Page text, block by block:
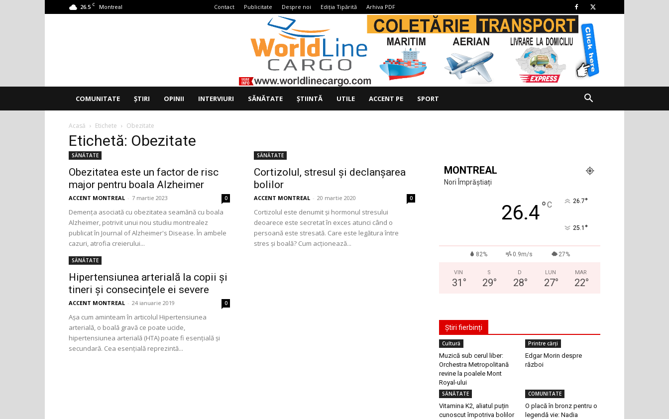
26.5 C Montreal Contact Publicitate Despre noi Ediția Tipărită Arhiva PDF
COMUNITATE ȘTIRI OPINII INTERVIURI SĂNĂTATE ȘTIINTĂ UTILE ACCENT PE SPORT
Acasă Etichete Obezitate
Etichetă: Obezitate
SĂNĂTATE
Obezitatea este un factor de risc
major pentru boala Alzheimer
ACCENT MONTREAL - 7 martie 2023 0
Demența asociată cu obezitatea seamănă cu boala
Alzheimer, potrivit unui nou studiu montrealez
publicat în Journal of Alzheimer's Disease. În ambele
cazuri, atrofia creierului...
SĂNĂTATE
Cortizolul, stresul și declanșarea
bolilor
ACCENT MONTREAL - 20 martie 2020 0
Cortizolul este denumit și hormonul stresului
deoarece este secretat în exces atunci când o
persoană este stresată. Care este legătura între
stres și boală? Cum acționează...
SĂNĂTATE
Hipertensiunea arterială la copii și
tineri și consecințele ei severe
ACCENT MONTREAL - 24 ianuarie 2019 0
Așa cum aminteam în articolul Hipertensiunea
arterială, o boală gravă ce poate ucide,
hipertensiunea arterială (HTA) poate fi esențială și
secundară. Cea esențială reprezintă...
MONTREAL
Nori Împrăștiați
26.4°C 26.7°
25.1 °
82% 0.9m/s 27%
VIN
31 °
S
29°
D
28°
LUN
27°
MAR
22°
Știri fierbinți
Cultură
Muzică sub cerul liber:
Orchestra Metropolitană
revine la poalele Mont
Royal-ului
Printre cărți
Edgar Morin despre
război
SĂNĂTATE
Vitamina K2, aliatul puțin
cunoscut împotriva bolilor
COMUNITATE
O placă în bronz pentru o
legendă vie: Nadia